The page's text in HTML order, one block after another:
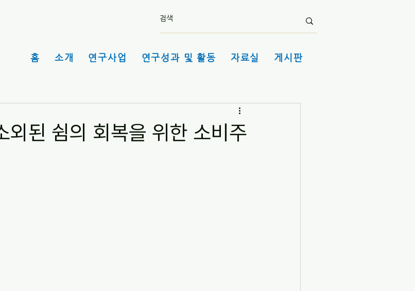
홈 소개 연구사업 연구성과 및 활동 자료실 게시판
된 쉼의 회복을 위한 소비주